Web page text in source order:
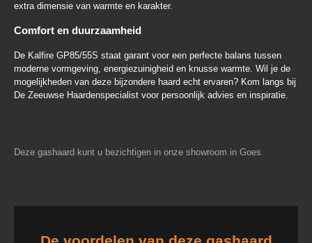
extra dimensie van warmte en karakter.
Comfort en duurzaamheid
De Kalfire GP85/55S staat garant voor een perfecte balans tussen
moderne vormgeving, energiezuinigheid en knusse warmte. Wil je de
mogelijkheden van deze bijzondere haard echt ervaren? Kom langs bij
De Zeeuwse Haardenspecialist voor persoonlijk advies en inspiratie.
Deze gashaard kunt u bezichtigen in onze showroom in Goes